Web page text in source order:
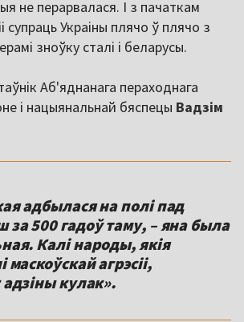
не перарвалася. І з пачаткам
супраць Украіны плячо ў плячо з
зноўку сталі і беларусы.
Аб'яднанага пераходнага
і нацыянальнай бяспецы Вадзім
адбылася на полі пад
500 гадоў таму, – яна была
Калі народы, якія
маскоўскай агрэсіі,
адзіны кулак».